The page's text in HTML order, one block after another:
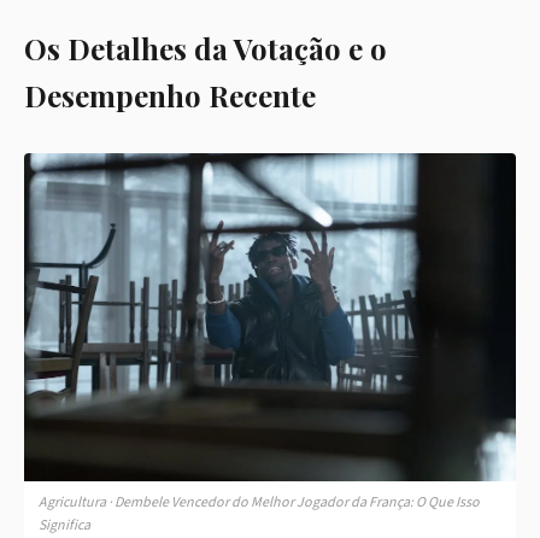
Os Detalhes da Votação e o
Desempenho Recente
Agricultura · Dembele Vencedor do Melhor Jogador da França: O Que Isso
Significa